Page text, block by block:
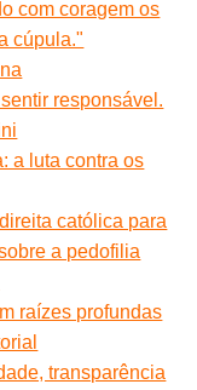
com coragem os
cúpula."
responsável.
a luta contra os
católica para
a pedofilia
raízes profundas
transparência